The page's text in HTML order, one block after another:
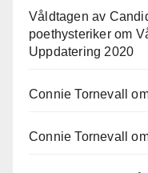
Våldtagen av
poethysterikerom
Uppdatering 2020
Connie Tornevall
Connie Tornevall